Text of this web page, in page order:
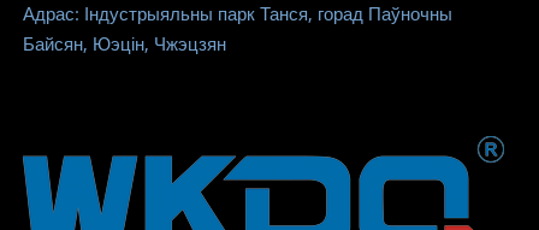
Адрас: Індустрыяльны парк Танся, горад Паўночны
Байсян, Юэцін, Чжэцзян